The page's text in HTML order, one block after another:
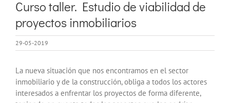
más
grande
Curso taller. Estudio de viabilidad de
proyectos inmobiliarios
29-05-2019
La nueva situación que nos encontramos en el sector
inmobiliario y de la construcción, obliga a todos los actores
interesados a enfrentar los proyectos de forma diferente,